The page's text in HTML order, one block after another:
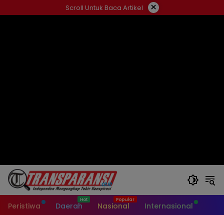
ke
Scroll Untuk Baca Artikel ×
Peristiwa Daerah Nasional Internasional